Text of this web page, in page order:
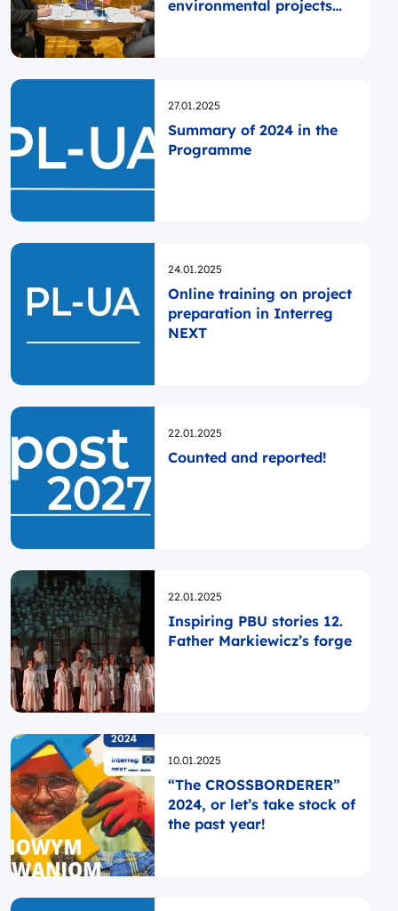
environmental projects
Opublikowano
27.01.2025
Summary of 2024 in the
Programme
Opublikowano
24.01.2025
Online training on project
preparation in Interreg
NEXT
Opublikowano
22.01.2025
Counted and reported!
Opublikowano
22.01.2025
Inspiring PBU stories 12.
Father Markiewicz’s forge
Opublikowano
10.01.2025
“The CROSSBORDERER”
2024, or let’s take stock of
the past year!